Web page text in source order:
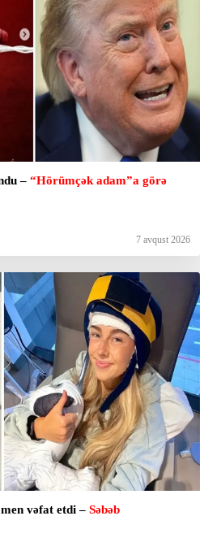
– “Hörümçək adam”a görə
7 avqust 2026
vəfat etdi – Səbəb